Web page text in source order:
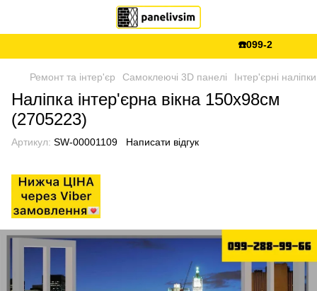
☎️099-288-99-66
Ремонт та інтер'єр Самоклеючі 3D панелі Інтер'єрні наліпки
Наліпка інтер'єрна вікна 150х98см
(2705223)
Артикул: SW-00001109 Написати відгук